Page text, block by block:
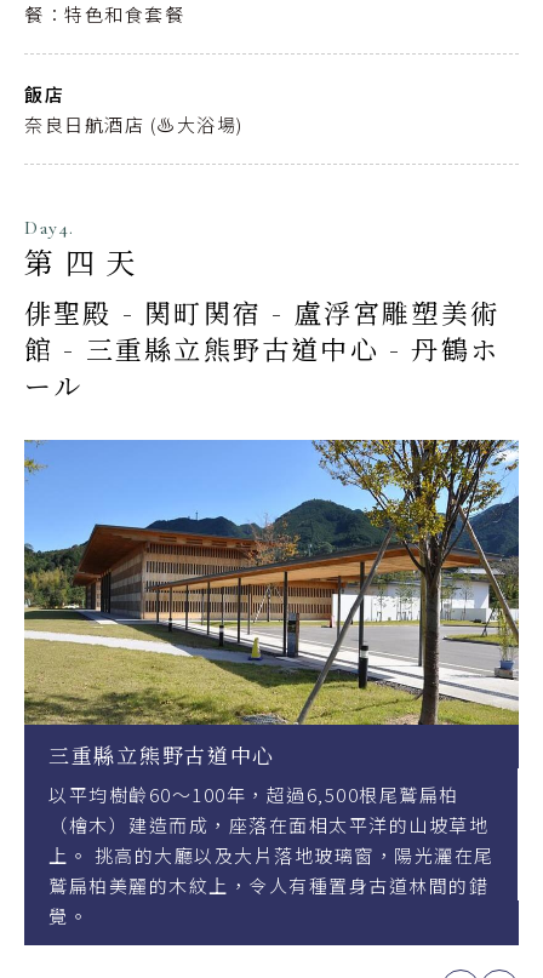
餐：特色和食套餐
飯店
奈良日航酒店 (♨️大浴場)
Day4.
第四天
俳聖殿 - 関町関宿 - 盧浮宮雕塑美術
館 - 三重縣立熊野古道中心 - 丹鶴ホ
ール
野古道中心
60～100年，超過6,500根尾鷲扁柏
造而成，座落在面相太平洋的山坡草地
大廳以及大片落地玻璃窗，陽光灑在尾
的木紋上，令人有種置身古道林間的錯
具有傳統、歷
海包圍著的小
之湯」，聆聽
天然溫泉。